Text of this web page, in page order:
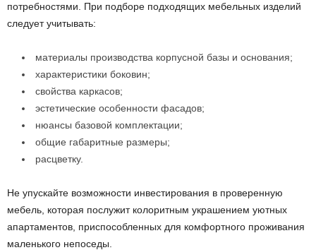
потребностями. При подборе подходящих мебельных изделий
следует учитывать:
материалы производства корпусной базы и основания;
характеристики боковин;
свойства каркасов;
эстетические особенности фасадов;
нюансы базовой комплектации;
общие габаритные размеры;
расцветку.
Не упускайте возможности инвестирования в проверенную
мебель, которая послужит колоритным украшением уютных
апартаментов, приспособленных для комфортного проживания
маленького непоседы.